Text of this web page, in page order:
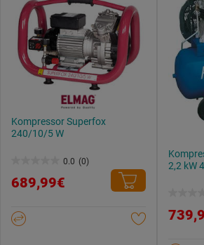
Kompressor Superfox
240/10/5 W
0.0 (0)
von
Sternen.
689,99€
2,2 kW
von